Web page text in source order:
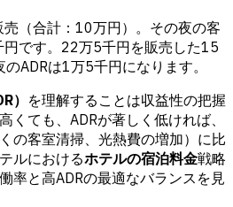
（合計：10万円）。その夜の客
です。22万5千円を販売した15
ADRは1万5千円になります。
） を理解することは収益性の把握
くても、ADRが著しく低ければ、
の客室清掃、光熱費の増加）に比
ルにおけるホテルの宿泊料金戦略
率と高ADRの最適なバランスを見